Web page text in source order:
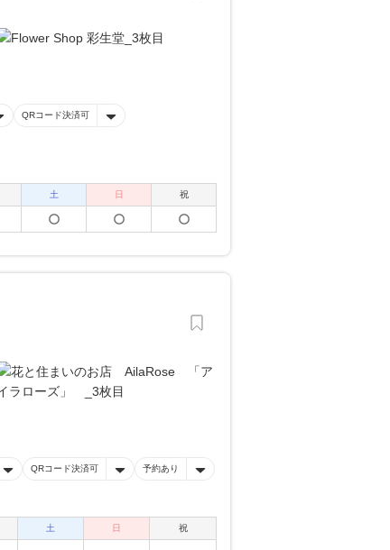
QRコード決済可
土 日 祝
QRコード決済可 予約あり
土 日 祝